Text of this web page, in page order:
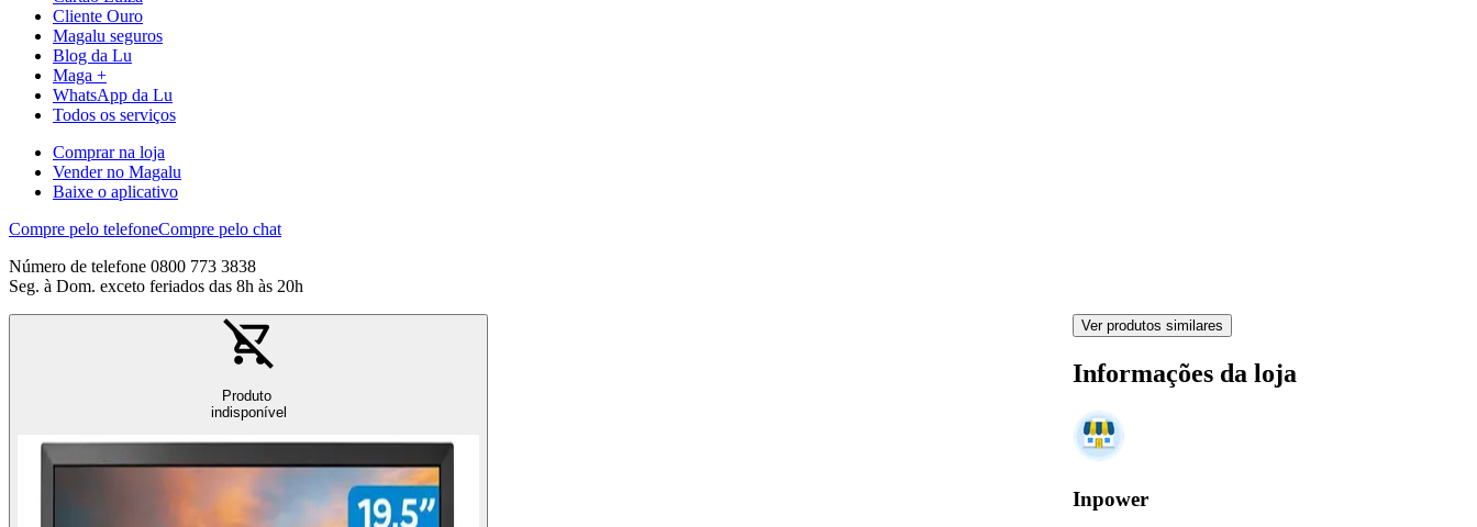
Cliente Ouro
Magalu seguros
Blog da Lu
Maga +
WhatsApp da Lu
Todos os serviços
Comprar na loja
Vender no Magalu
Baixe o aplicativo
Compre pelo telefoneCompre pelo chat
Número de telefone 0800 773 3838
Seg. à Dom. exceto feriados das 8h às 20h
Produto
indisponível
Ver produtos similares
Informações da loja
Inpower